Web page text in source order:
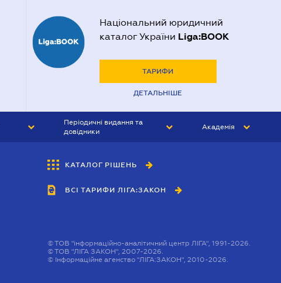
Національний юридичний
каталог України Liga:BOOK
ТАРИФИ
ДЕТАЛЬНІШЕ
Періодичні видання та
довідники
БУХГАЛТЕР&ЗАКОН
ВІСНИК МСФЗ
Академія
КАТАЛОГ РІШЕНЬ
ВСІ ТАРИФИ ЛІГА:ЗАКОН
©ТОВ "інформаційно-аналітичний центр ЛІГА", 1991-2026.
©ТОВ "ЛІГА ЗАКОН", 2007-2026.
© Інформаційне агенство "ЛІГА:ЗАКОН", 2010-2026.